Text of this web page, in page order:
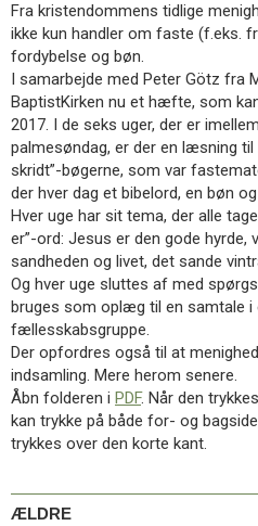
3.0:
Kalender
4.0:
Inspiration
5.0:
Værktøjskassen
6.0:
Mission
7.0:
Om
BaptistKirken
8.0:
Kontakt
Forside
Nyheder
11.0:
Kalender
12.0:
Inspiration
Værktøjskassen
Mission
15.0:
Om
BaptistKirken
16.0:
Kontakt
Næste
indlæg:
Hvilke
leder
Fra kristendommens tidlige
ikke kun handler om faste (f.eks.
fordybelse og bøn.
I samarbejde med Peter Götz fra
BaptistKirken nu et hæfte, som
2017. I de seks uger, der er
palmesøndag, er der en læsning til
skridt”-bøgerne, som var
der hver dag et bibelord, en bøn
Hver uge har sit tema, der alle
er”-ord: Jesus er den gode hyrde,
sandheden og livet, det sande
Og hver uge sluttes af med
bruges som oplæg til en samtale i
fællesskabsgruppe.
Der opfordres også til at
indsamling. Mere herom senere.
Åbn folderen i PDF. Når den
kan trykke på både for- og
trykkes over den korte kant.
ÆLDRE